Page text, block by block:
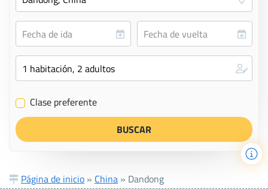
✔ Clase preferente
Página de inicio » China » Dandong